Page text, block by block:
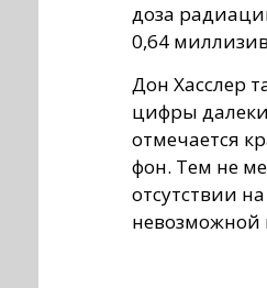
доза
0,64
Дон Хасслер
цифры
отмечается
фон. Тем не
отсутствии
невозможной